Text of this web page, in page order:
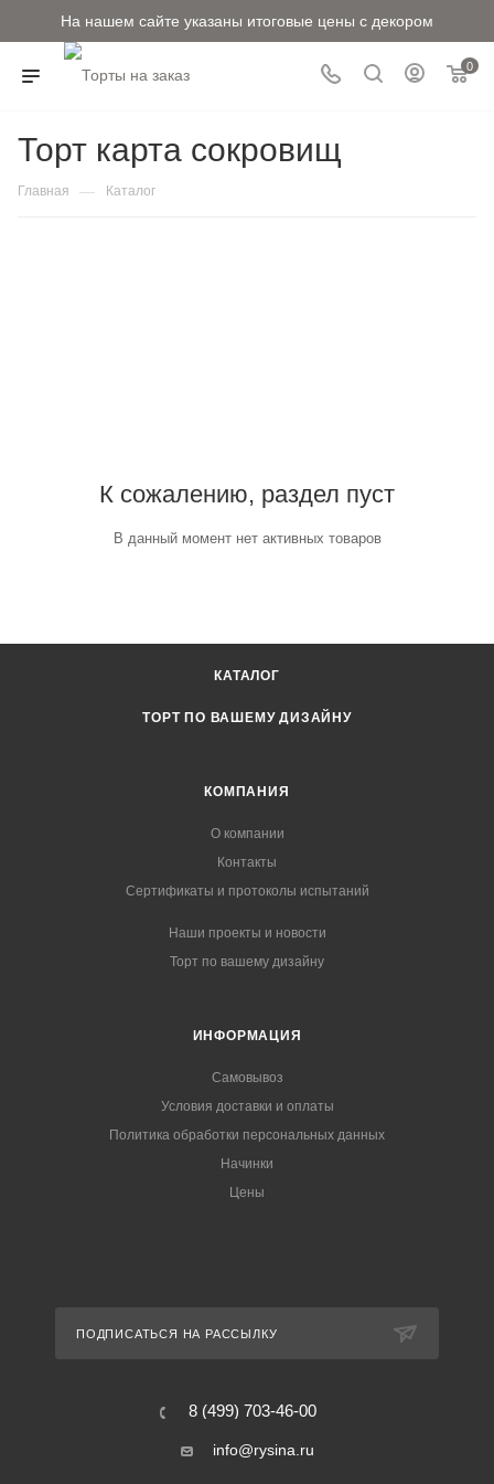
На нашем сайте указаны итоговые цены с декором
0
Торт карта сокровищ
Главная — Каталог
К сожалению, раздел пуст
В данный момент нет активных товаров
КАТАЛОГ
ТОРТ ПО ВАШЕМУ ДИЗАЙНУ
КОМПАНИЯ
О компании
Контакты
Сертификаты и протоколы испытаний
Наши проекты и новости
Торт по вашему дизайну
ИНФОРМАЦИЯ
Самовывоз
Условия доставки и оплаты
Политика обработки персональных данных
Начинки
Цены
ПОДПИСАТЬСЯ НА РАССЫЛКУ
8 (499) 703-46-00
info@rysina.ru